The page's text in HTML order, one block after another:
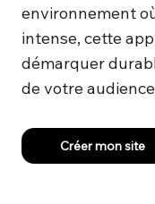
environnement
intense, cette
démarquer
de votre
Créer mon site